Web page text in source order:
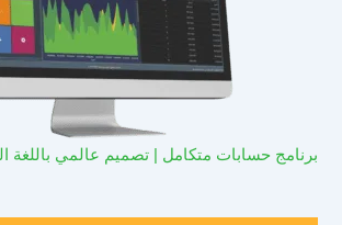
برنامج حسابات متكامل | تصميم عالمي باللغة